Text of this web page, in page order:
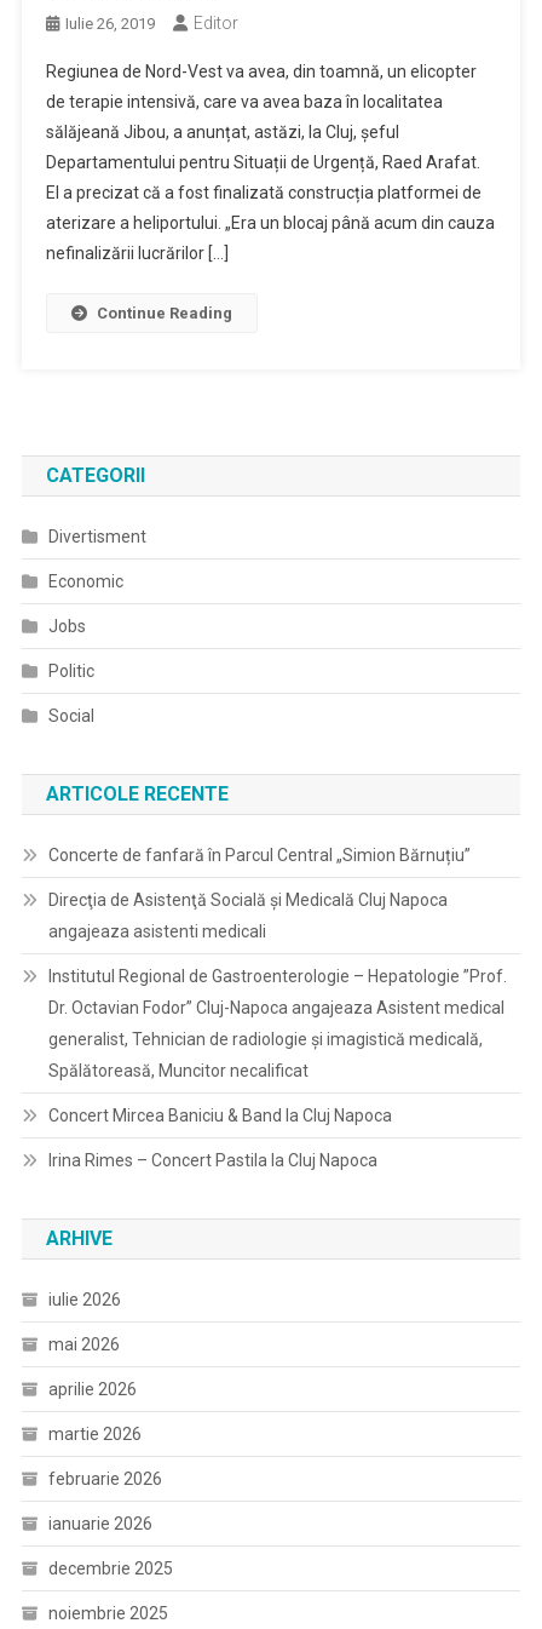
Iulie 26, 2019 Editor
Regiunea de Nord-Vest va avea, din toamnă, un elicopter
de terapie intensivă, care va avea baza în localitatea
sălăjeană Jibou, a anunțat, astăzi, la Cluj, șeful
Departamentului pentru Situații de Urgență, Raed Arafat.
El a precizat că a fost finalizată construcția platformei de
aterizare a heliportului. „Era un blocaj până acum din cauza
nefinalizării lucrărilor […]
Continue Reading
CATEGORII
Divertisment
Economic
Jobs
Politic
Social
ARTICOLE RECENTE
Concerte de fanfară în Parcul Central „Simion Bărnuțiu”
Direcţia de Asistenţă Socială şi Medicală Cluj Napoca
angajeaza asistenti medicali
Institutul Regional de Gastroenterologie – Hepatologie ”Prof.
Dr. Octavian Fodor” Cluj-Napoca angajeaza Asistent medical
generalist, Tehnician de radiologie și imagistică medicală,
Spălătoreasă, Muncitor necalificat
Concert Mircea Baniciu & Band la Cluj Napoca
Irina Rimes – Concert Pastila la Cluj Napoca
ARHIVE
iulie 2026
mai 2026
aprilie 2026
martie 2026
februarie 2026
ianuarie 2026
decembrie 2025
noiembrie 2025